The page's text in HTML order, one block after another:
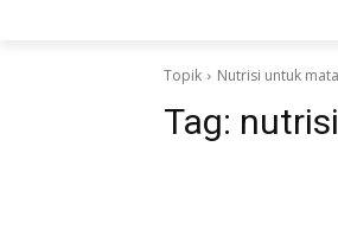
Topik Nutrisi untuk mata
Tag: